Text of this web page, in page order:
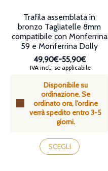
Disponibile su
ordinazione. Se
ordinato ora, l’ordine
verrà spedito entro 3-5
giorni.
Trafila assemblata in
bronzo Tagliatelle 8mm
compatibile con Monferrina
59 e Monferrina Dolly
49,90€-55,90€
Fascia
prezzo:
da
49,90€
a
55,90€
IVA incl., se applicabile
SCEGLI
Questo
prodotto
ha